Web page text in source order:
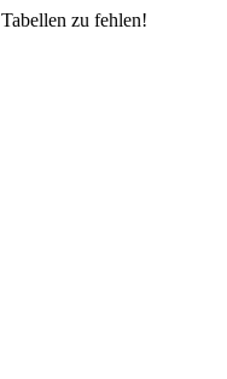
zu fehlen!